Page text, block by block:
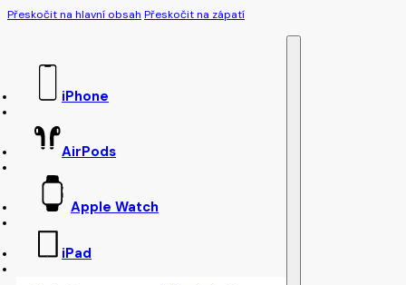
Přeskočit na hlavní obsah Přeskočit na zápatí
iPhone
AirPods
Apple Watch
iPad